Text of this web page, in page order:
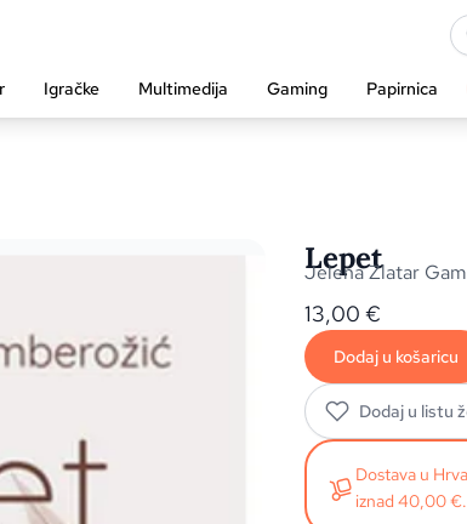
Igračke Multimedija Gaming Papirnica
Lepet
Jelena Zlatar
13,00 €
Dodaj u košaricu
Dodaj u listu
Dostava u
iznad 40,00